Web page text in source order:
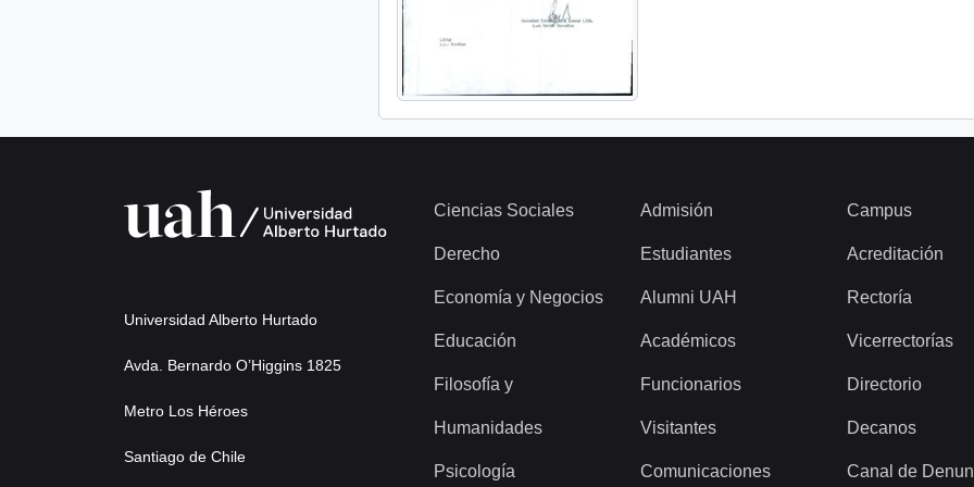
Universidad Alberto Hurtado
Avda. Bernardo O’Higgins 1825
Metro Los Héroes
Santiago de Chile
Ciencias Sociales
Derecho
Economía y Negocios
Educación
Filosofía y
Humanidades
Psicología
Admisión
Estudiantes
Alumni UAH
Académicos
Funcionarios
Visitantes
Comunicaciones
Campus
Acreditación
Rectoría
Vicerrectorías
Directorio
Decanos
Canal de